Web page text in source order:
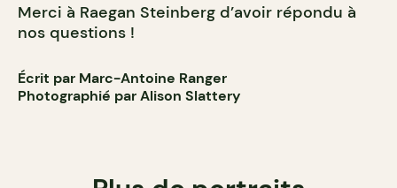
Merci à Raegan Steinberg d’avoir répondu à
nos questions !
Écrit par Marc-Antoine Ranger
Photographié par Alison Slattery